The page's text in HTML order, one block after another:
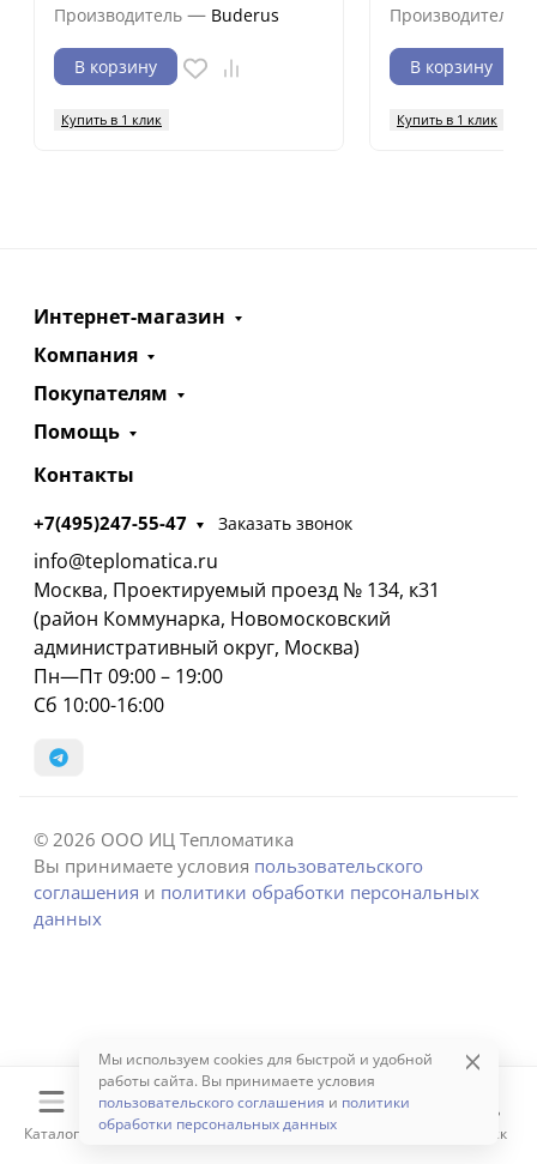
Каталог Корзина Избранное Поиск
Производитель — Buderus
В корзину
Купить в 1 клик
Производитель
В корзину
Купить в 1 клик
Интернет-магазин
Компания
Покупателям
Помощь
Контакты
+7(495)247-55-47 Заказать звонок
info@teplomatica.ru
Москва, Проектируемый проезд № 134, к31
(район Коммунарка, Новомосковский
административный округ, Москва)
Пн—Пт 09:00 – 19:00
Сб 10:00-16:00
© 2026 ООО ИЦ Тепломатика
Вы принимаете условия пользовательского
соглашения и политики обработки персональных
данных
Мы используем cookies для быстрой и удобной
работы сайта. Вы принимаете условия
пользовательского соглашения и политики
обработки персональных данных